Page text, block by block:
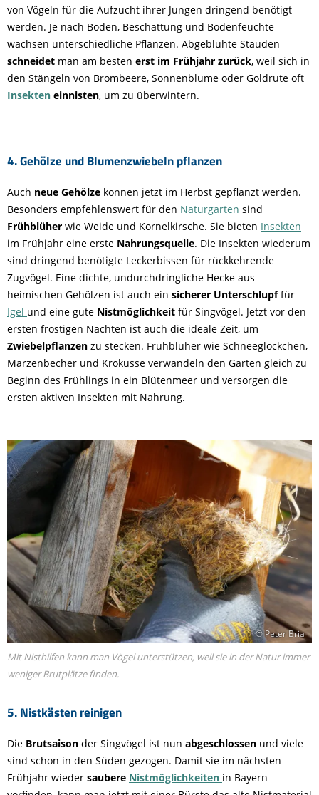
von Vögeln für die Aufzucht ihrer Jungen dringend benötigt
werden. Je nach Boden, Beschattung und Bodenfeuchte
wachsen unterschiedliche Pflanzen. Abgeblühte Stauden
schneidet man am besten erst im Frühjahr zurück, weil sich in
den Stängeln von Brombeere, Sonnenblume oder Goldrute oft
Insekten einnisten, um zu überwintern.
4. Gehölze und Blumenzwiebeln pflanzen
Auch neue Gehölze können jetzt im Herbst gepflanzt werden.
Besonders empfehlenswert für den Naturgarten sind
Frühblüher wie Weide und Kornelkirsche. Sie bieten Insekten
im Frühjahr eine erste Nahrungsquelle. Die Insekten wiederum
sind dringend benötigte Leckerbissen für rückkehrende
Zugvögel. Eine dichte, undurchdringliche Hecke aus
heimischen Gehölzen ist auch ein sicherer Unterschlupffür
Igel und eine gute Nistmöglichkeit für Singvögel. Jetzt vor den
ersten frostigen Nächten ist auch die ideale Zeit, um
Zwiebelpflanzen zu stecken. Frühblüher wie Schneeglöckchen,
Märzenbecher und Krokusse verwandeln den Garten gleich zu
Beginn des Frühlings in ein Blütenmeer und versorgen die
ersten aktiven Insekten mit Nahrung.
© Peter Bria
Mit Nisthilfen kann man Vögel unterstützen, weil sie in der Natur immer
weniger Brutplätze finden.
5. Nistkästen reinigen
Die Brutsaison der Singvögel ist nun abgeschlossen und viele
sind schon in den Süden gezogen. Damit sie im nächsten
Frühjahr wieder saubere Nistmöglichkeiten in Bayern